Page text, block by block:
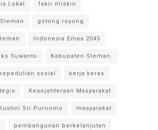
Lokal fakir miskin
gotong royong
Indonesia Emas 2045
Suwanto Kabupaten Sleman.
kepedulian sosial kerja keras
Kesejahteraan Masyarakat
Kustini Sri Purnomo masyarakat
pembangunan berkelanjutan